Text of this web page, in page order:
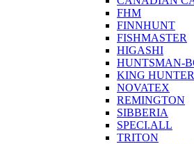
FHM
FINNHUNT
FISHMASTER
HIGASHI
HUNTSMAN-
KING HUNTER
NOVATEX
REMINGTON
SIBBERIA
SPECI.ALL
TRITON